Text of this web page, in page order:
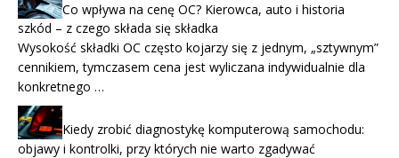
Co wpływa na cenę OC? Kierowca, auto i historia
szkód – z czego składa się składka
Wysokość składki OC często kojarzy się z jednym, „sztywnym”
cennikiem, tymczasem cena jest wyliczana indywidualnie dla
konkretnego …
Kiedy zrobić diagnostykę komputerową samochodu:
objawy i kontrolki, przy których nie warto zgadywać